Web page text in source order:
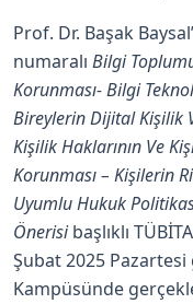
Prof. Dr. Başak
numaralı Bilgi
Korunması- Bilgi
Bireylerin Dijital Kişilik
Kişilik Haklarının Ve
Korunması – Kişilerin
Uyumlu Hukuk
Önerisibaşlıklı
Şubat 2025
Kampüsünde